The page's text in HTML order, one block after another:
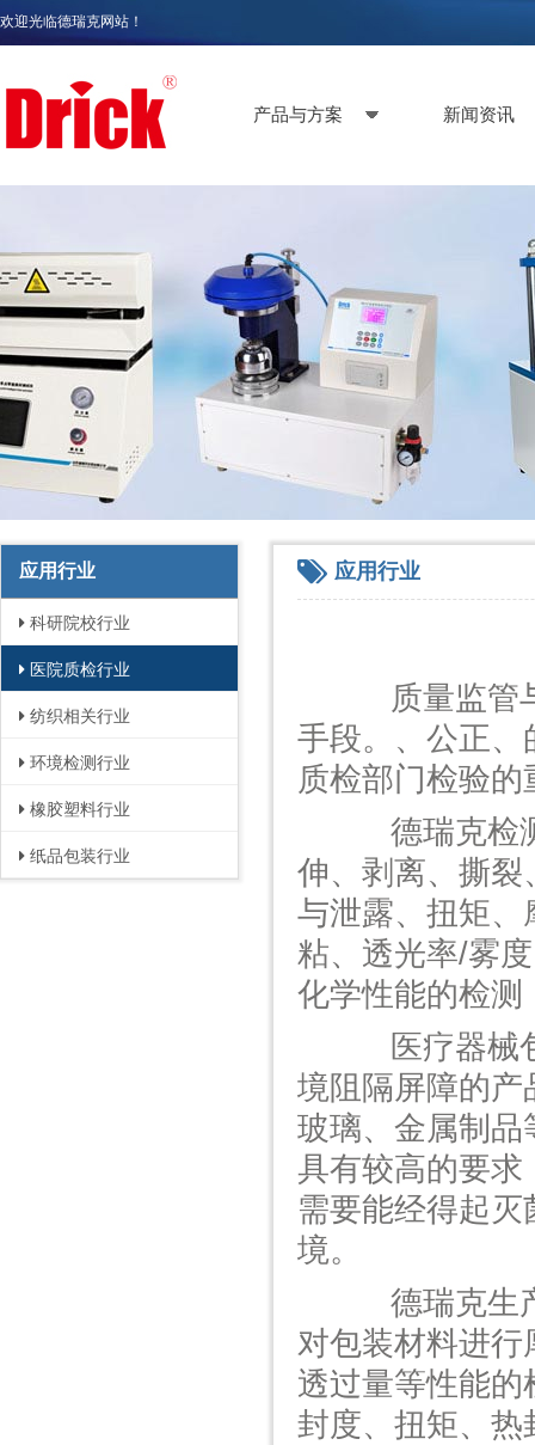
欢迎光临德瑞克网站！
产品与方案 新闻资讯
应用行业
科研院校行业
医院质检行业
纺织相关行业
环境检测行业
橡胶塑料行业
纸品包装行业
应用行业
质量监管
手段。、公正、
质检部门检验的
德瑞克检
伸、剥离、撕裂
与泄露、扭矩、
粘、透光率/雾
化学性能的检测
医疗器械
境阻隔屏障的产
玻璃、金属制品
具有较高的要求
需要能经得起灭
境。
德瑞克生产
对包装材料进
透过量等性能
封度、扭矩、